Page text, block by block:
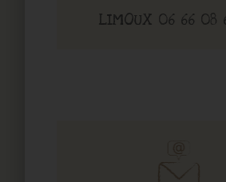
LIMOUX 06 66 08